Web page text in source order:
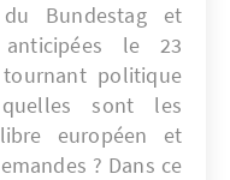
Bundestag et
anticipées le 23
politique
sont les
européen et
? Dans ce